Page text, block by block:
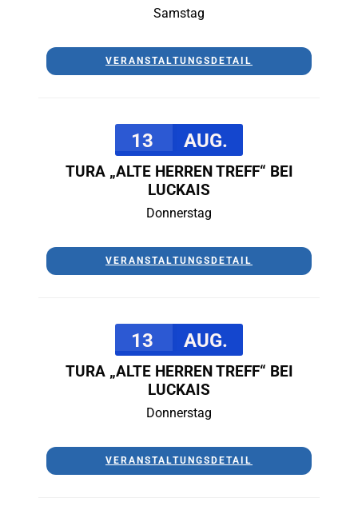
Samstag
VERANSTALTUNGSDETAIL
13 AUG.
TURA „ALTE HERREN TREFF“ BEI
LUCKAIS
Donnerstag
VERANSTALTUNGSDETAIL
13 AUG.
TURA „ALTE HERREN TREFF“ BEI
LUCKAIS
Donnerstag
VERANSTALTUNGSDETAIL